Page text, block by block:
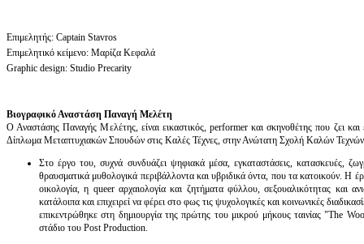
Επιμελητής: Captain Stavros
Επιμελητικό κείμενο: Μαρίζα Κεφαλά
Graphic design: Studio Precarity
Βιογραφικό Αναστάση Παναγή Μελέτη
Ο Αναστάσης Παναγής Μελέτης, είναι εικαστικός, performer και σκηνοθέτης που ζει
Δίπλωμα Μεταπτυχιακών Σπουδών στις Καλές Τέχνες, στην Ανώτατη Σχολή Καλών
Στο έργο του, συχνά συνδυάζει ψηφιακά μέσα, εγκαταστάσεις, κατασκευές,
θραυσματικά μυθολογικά περιβάλλοντα και υβριδικά όντα, που τα κατοικούν. Η
οικολογία, η queer αρχαιολογία και ζητήματα φύλλου, σεξουαλικότητας και
κατάλοιπα και επιχειρεί να φέρει στο φως τις ψυχολογικές και κοινωνικές
επικεντρώθηκε στη δημιουργία της πρώτης του μικρού μήκους ταινίας "The
στάδιο του Post Production.